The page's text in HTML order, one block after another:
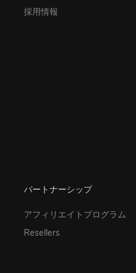
採用情報
パートナーシップ
アフィリエイトプログラム
Resellers